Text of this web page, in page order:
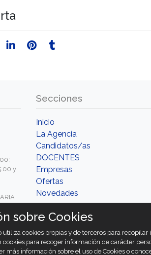
y
Secciones
Inicio
La Agencia
Candidatos/as
DOCENTES
Empresas
Ofertas
Novedades
sobre Cookies
utiliza cookies propias y de terceros para
cookies para recoger información de carácter
más información sobre el uso de Cookies o